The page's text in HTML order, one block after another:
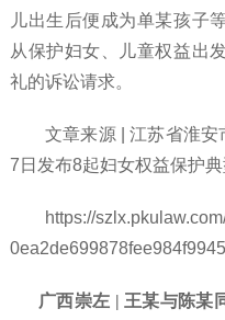
儿出生后便成为单某孩子
从保护妇女、儿童权益出
礼的诉讼请求。
文章来源
| 江苏省淮
7日发布8起妇女权益保护
https://
广西崇左 | 王某与陈某